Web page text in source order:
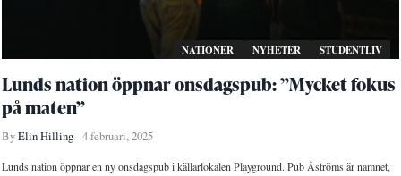
NATIONER NYHETER STUDENTLIV
Lunds nation öppnar onsdagspub: ”Mycket fokus
på maten”
ByElin Hilling 4 februari, 2025
Lunds nation öppnar en ny onsdagspub i källarlokalen Playground. Pub Åströms är namnet,